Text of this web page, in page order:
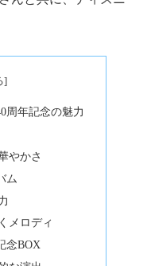
周年記念の魅力
やかさ
ム
メロディ
念BOX